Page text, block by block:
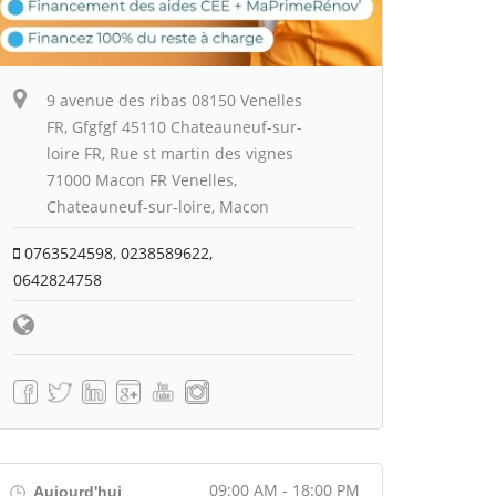
9 avenue des ribas 08150 Venelles
FR, Gfgfgf 45110 Chateauneuf-sur-
loire FR, Rue st martin des vignes
71000 Macon FR Venelles,
Chateauneuf-sur-loire, Macon
0763524598, 0238589622,
0642824758
Aujourd'hui 09:00 AM - 18:00 PM